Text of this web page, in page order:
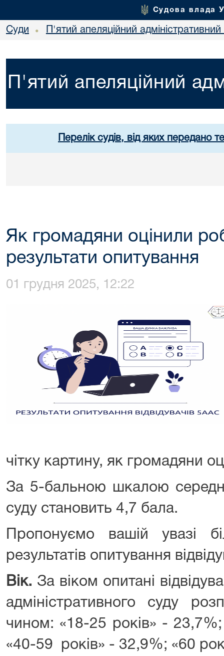
Судова влада
Суди • П'ятий апеляційний адміністративний
П'ятий апеляційний
Перелік судів, від яких передано
Як громадяни оцінили
результати опитування
01 грудня 2025, 12:22
чітку картину, як громадяни
За 5-бальною шкалою
суду становить 4,7 бала.
Пропонуємо вашій увазі
результатів опитування
Вік. За віком опитані
адміністративного суду
чином: «18-25 років» -
«40-59 років» - 32,9%; «60